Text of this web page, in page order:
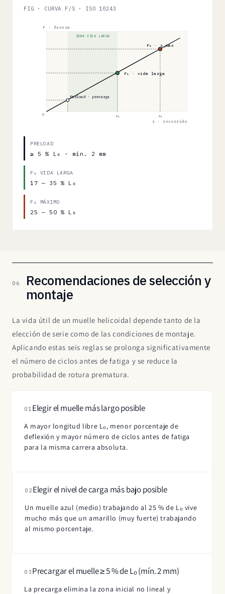
FIG · CURVA F/S · ISO 10243
ZONA VIDA LARGA
F · fuerza
s · recorrido
0
Preload · precarga
F₁ · vida larga
s₁
F₂ · s_max
s₂
PRELOAD
≥ 5 % L₀ · mín. 2 mm
F₁ VIDA LARGA
17 — 35 % L₀
F₂ MÁXIMO
25 — 50 % L₀
06
Recomendaciones de selección y
montaje
La vida útil de un muelle helicoidal depende tanto de la
elección de serie como de las condiciones de montaje.
Aplicando estas seis reglas se prolonga significativamente
el número de ciclos antes de fatiga y se reduce la
probabilidad de rotura prematura.
01 Elegir el muelle más largo posible
A mayor longitud libre L₀, menor porcentaje de
deflexión y mayor número de ciclos antes de fatiga
para la misma carrera absoluta.
02 Elegir el nivel de carga más bajo posible
Un muelle azul (medio) trabajando al 25 % de L₀ vive
mucho más que un amarillo (muy fuerte) trabajando
al mismo porcentaje.
03 Precargar el muelle ≥ 5 % de L₀ (mín. 2 mm)
La precarga elimina la zona inicial no lineal y